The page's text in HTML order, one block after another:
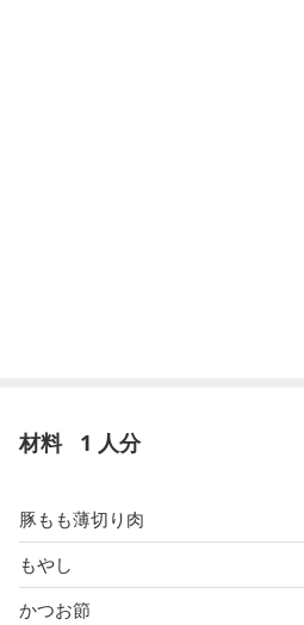
材料 1 人分
豚もも薄切り肉
もやし
かつお節